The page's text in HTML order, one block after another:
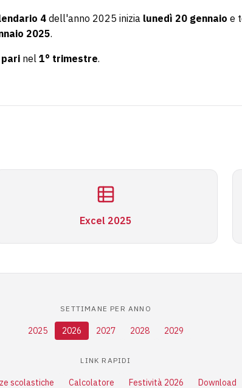
4dell'anno 2025 inizia lunedì 20 gennaio e
2025.
nel 1° trimestre.
Excel 2025
SETTIMANE PER ANNO
2025 2026 2027 2028 2029
LINK RAPIDI
scolastiche Calcolatore Festività 2026 Download